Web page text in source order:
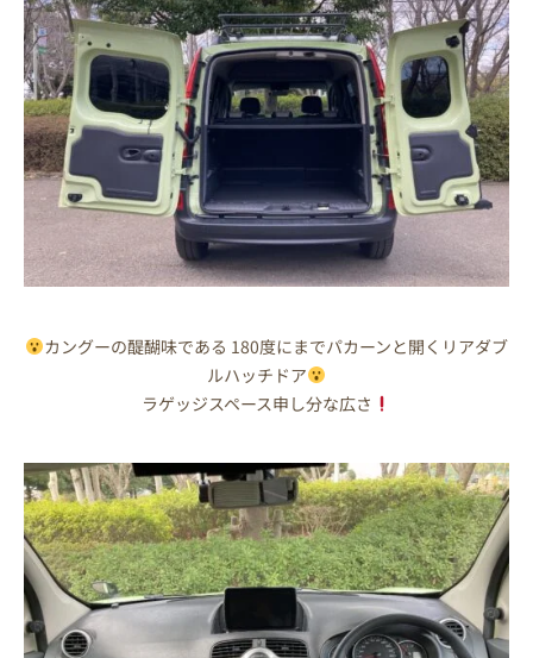
カングーの醍醐味である 180度にまでパカーンと開くリアダブ
ルハッチドア
ラゲッジスペース申し分な広さ